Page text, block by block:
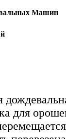
Машин
для